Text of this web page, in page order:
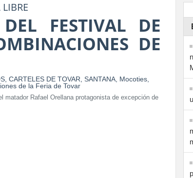
FESTIVAL DE
DE
matador Rafael Orellana protagonista de excepción de